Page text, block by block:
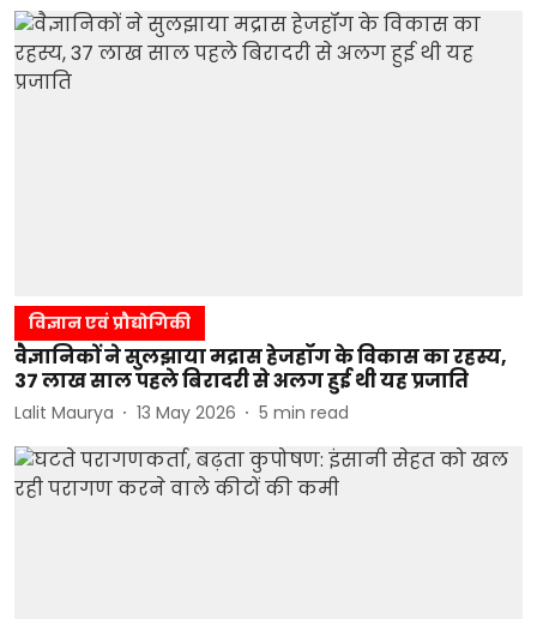
विज्ञान एवं प्रौद्योगिकी
वैज्ञानिकों ने सुलझाया मद्रास हेजहॉग के विकास का रहस्य,
37 लाख साल पहले बिरादरी से अलग हुई थी यह प्रजाति
Lalit Maurya 13 May 2026 5 min read